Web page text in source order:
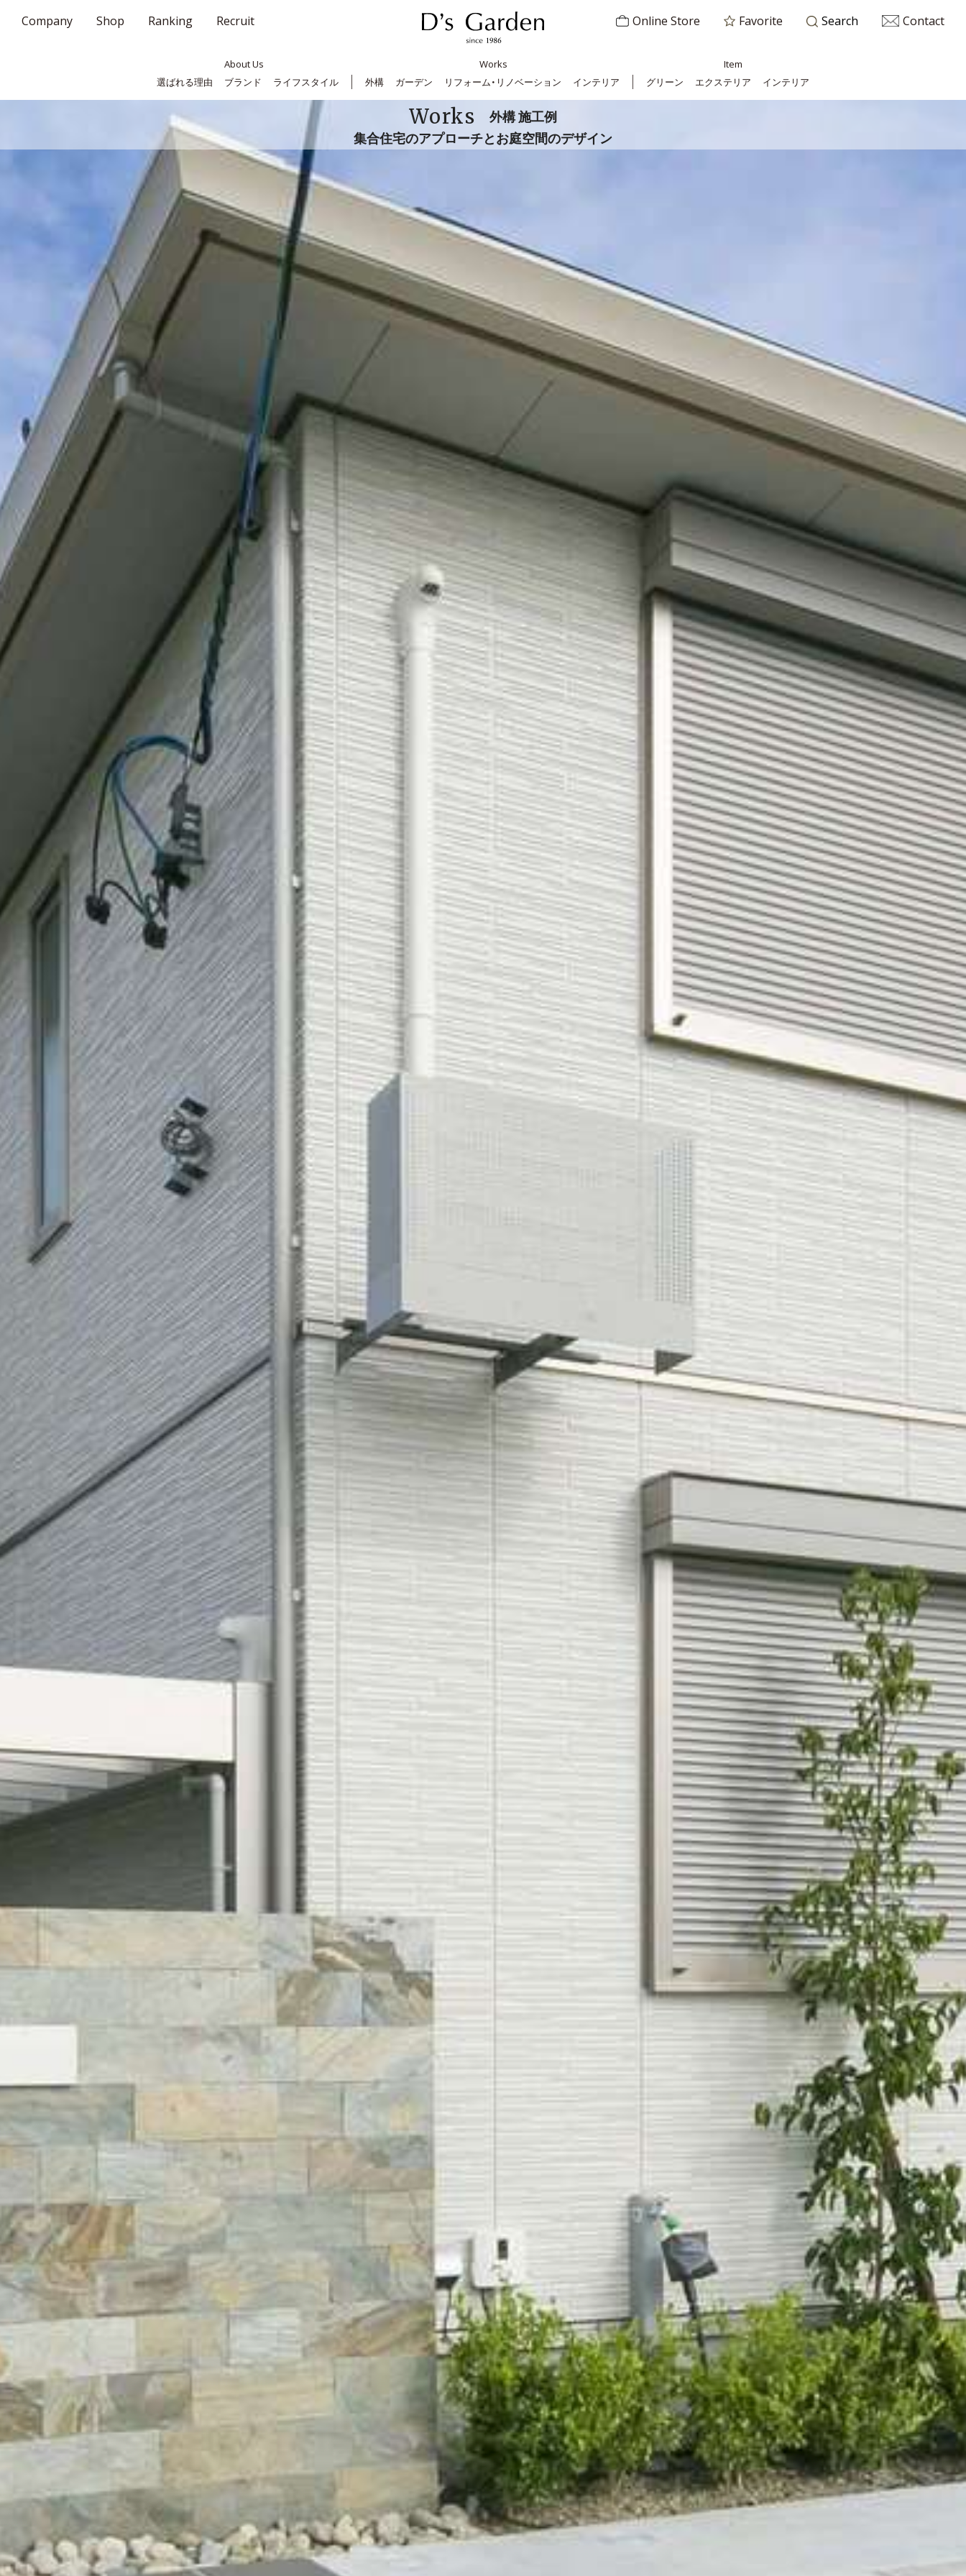
Company Shop Ranking Recruit Online Store Favorite Search Contact
About Us Works
Item
選ばれる理由
ブランド ライフスタイル 外構 ガーデン リフォーム・リノベーション インテリア グリーン エクステリア インテリア
Works
外構 施工例
集合住宅のアプローチとお庭空間のデザイン